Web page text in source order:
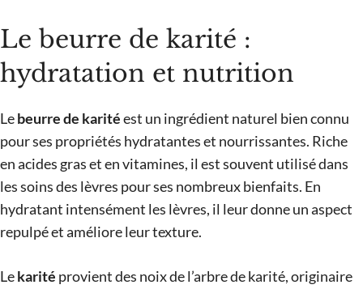
Le beurre de karité :
hydratation et nutrition
Lebeurre de karitéest un ingrédient naturel bien connu
pour ses propriétés hydratantes et nourrissantes. Riche
en acides gras et en vitamines, il est souvent utilisé dans
les soins des lèvres pour ses nombreux bienfaits. En
hydratant intensément les lèvres, il leur donne un aspect
repulpé et améliore leur texture.
Lekarité provient des noix de l’arbre de karité, originaire